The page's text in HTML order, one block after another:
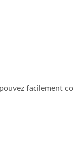
facilement